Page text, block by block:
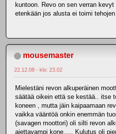
kuntoon. Revo on sen verran
etenkään jos alusta ei toimi tehojen
mousemaster
22.12.08 - klo: 23.02
Mielestäni revon alkuperäinen
säätää oikein että se kestää.. itse
koneen , mutta jäin kaipaamaan
vaikka vääntöä onkin enemmän
(savagen moottori) oli silti revon
ajettavampi kone..... Kulutus oli